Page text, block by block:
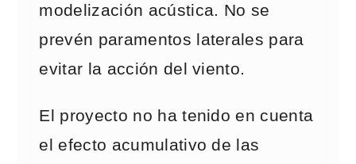
modelización acústica. No se
prevén paramentos laterales para
evitar la acción del viento.
El proyecto no ha tenido en cuenta
el efecto acumulativo de las